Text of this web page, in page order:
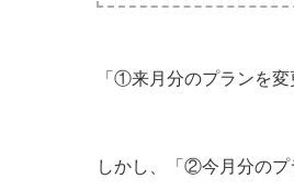
「①来月分のプランを
しかし、「②今月分のプ